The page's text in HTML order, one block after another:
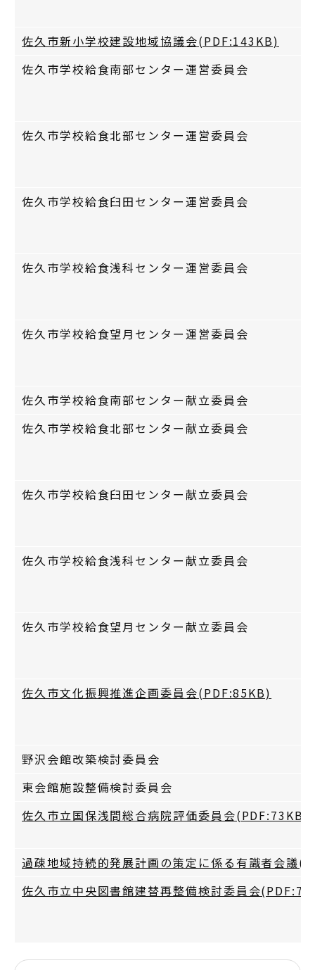
佐久市新小学校建設地域協議会(PDF:143KB)
佐久市学校給食南部センター運営委員会
佐久市学校給食北部センター運営委員会
佐久市学校給食臼田センター運営委員会
佐久市学校給食浅科センター運営委員会
佐久市学校給食望月センター運営委員会
佐久市学校給食南部センター献立委員会
佐久市学校給食北部センター献立委員会
佐久市学校給食臼田センター献立委員会
佐久市学校給食浅科センター献立委員会
佐久市学校給食望月センター献立委員会
佐久市文化振興推進企画委員会(PDF:85KB)
野沢会館改築検討委員会
東会館施設整備検討委員会
佐久市立国保浅間総合病院評価委員会(PDF:73KB)
過疎地域持続的発展計画の策定に係る有識者会議
佐久市立中央図書館建替再整備検討委員会